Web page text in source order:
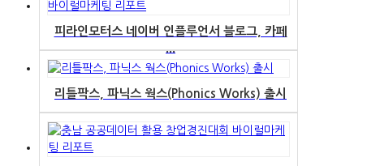
피라인모터스 네이버 인플루언서 블로그, 카페
...
리틀팍스, 파닉스 웍스(Phonics Works) 출시